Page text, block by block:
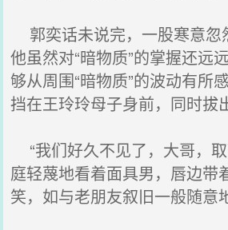
郭奕话未说完，一股寒意忽
他虽然对“暗物质”的掌握还远
够从周围“暗物质”的波动有所
挡在王玲玲母子身前，同时拔
“我们好久不见了，大哥，
庭轻蔑地看着面具男，唇边带
笑，如与老朋友叙旧一般随意